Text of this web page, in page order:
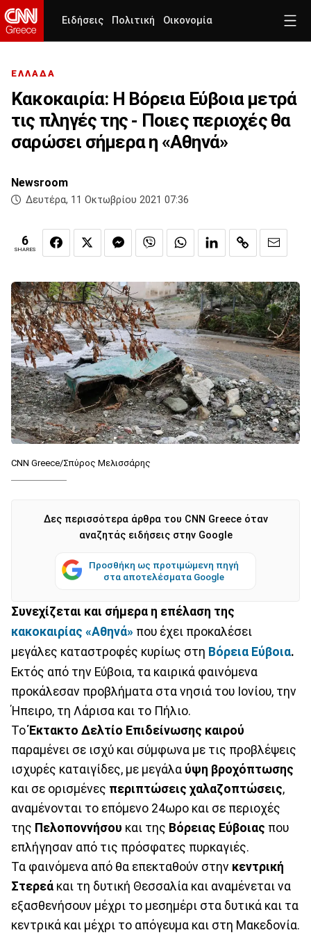
Ειδήσεις Πολιτική Οικονομία
ΕΛΛΑΔΑ
Κακοκαιρία: Η Βόρεια Εύβοια μετρά
τις πληγές της - Ποιες περιοχές θα
σαρώσει σήμερα η «Αθηνά»
Newsroom
Δευτέρα, 11 Οκτωβρίου 2021 07:36
6
SHARES
CNN Greece/Σπύρος Μελισσάρης
Δες περισσότερα άρθρα του CNN Greece όταν
αναζητάς ειδήσεις στην Google
Προσθήκη ως προτιμώμενη πηγή
στα αποτελέσματα Google
Συνεχίζεται και σήμερα η επέλαση της
κακοκαιρίας «Αθηνά» που έχει προκαλέσει
μεγάλες καταστροφές κυρίως στη Βόρεια Εύβοια.
Εκτός από την Εύβοια, τα καιρικά φαινόμενα
προκάλεσαν προβλήματα στα νησιά του Ιονίου, την
Ήπειρο, τη Λάρισα και το Πήλιο.
ΤοΈκτακτο Δελτίο Επιδείνωσης καιρού
παραμένει σε ισχύ και σύμφωνα με τις προβλέψεις
ισχυρές καταιγίδες, με μεγάλα ύψη βροχόπτωσης
και σε ορισμένες περιπτώσεις χαλαζοπτώσεις,
αναμένονται το επόμενο 24ωρο και σε περιοχές
της Πελοποννήσου και της Βόρειας Εύβοιας που
επλήγησαν από τις πρόσφατες πυρκαγιές.
Τα φαινόμενα από θα επεκταθούν στην κεντρική
Στερεά και τη δυτική Θεσσαλία και αναμένεται να
εξασθενήσουν μέχρι το μεσημέρι στα δυτικά και τα
κεντρικά και μέχρι το απόγευμα και στη Μακεδονία.